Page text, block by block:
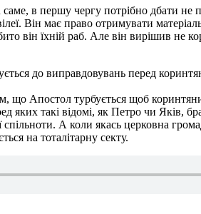
в першу чергу потрібно дбати
Він має право отримувати
він їхній раб. Але він вирішив
до виправдовувань перед
що Апостол турбується щоб
яких такі відомі, як Петро чи Яків,
спільноти. А коли якась церковна
на тоталітарну секту.